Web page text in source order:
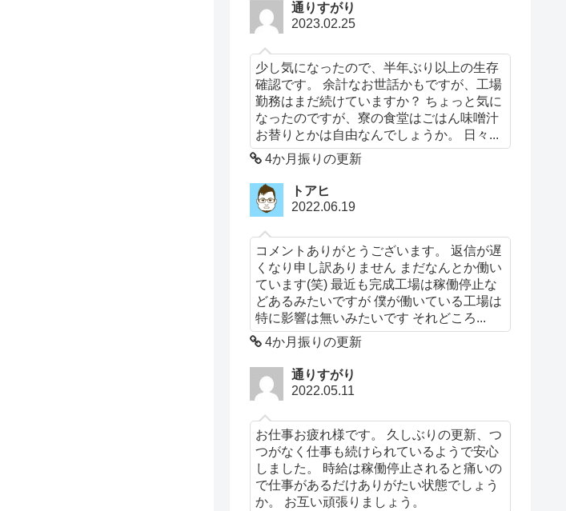
通りすがり
2023.02.25
少し気になったので、半年ぶり以上の生存
確認です。 余計なお世話かもですが、工場
勤務はまだ続けていますか？ ちょっと気に
なったのですが、寮の食堂はごはん味噌汁
お替りとかは自由なんでしょうか。 日々...
4か月振りの更新
トアヒ
2022.06.19
コメントありがとうございます。 返信が遅
くなり申し訳ありません まだなんとか働い
ています(笑) 最近も完成工場は稼働停止な
どあるみたいですが 僕が働いている工場は
特に影響は無いみたいです それどころ...
4か月振りの更新
通りすがり
2022.05.11
お仕事お疲れ様です。 久しぶりの更新、つ
つがなく仕事も続けられているようで安心
しました。 時給は稼働停止されると痛いの
で仕事があるだけありがたい状態でしょう
か。 お互い頑張りましょう。